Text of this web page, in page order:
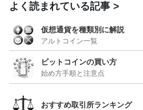
よく読まれている記事
仮想通貨を種類別に解説
アルトコイン一覧
ビットコインの買い方
始め方手順と注意点
おすすめ取引所ランキング